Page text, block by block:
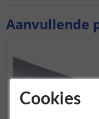
Aanvullende
Cookies